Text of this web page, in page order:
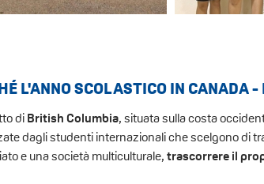
L'ANNO SCOLASTICO IN CANADA
diBritish Columbia, situata sulla costa
dagli studenti internazionali che scelgono di
e una società multiculturale,trascorrere il